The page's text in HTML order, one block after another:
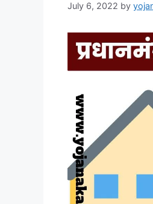
July 6, 2022 by